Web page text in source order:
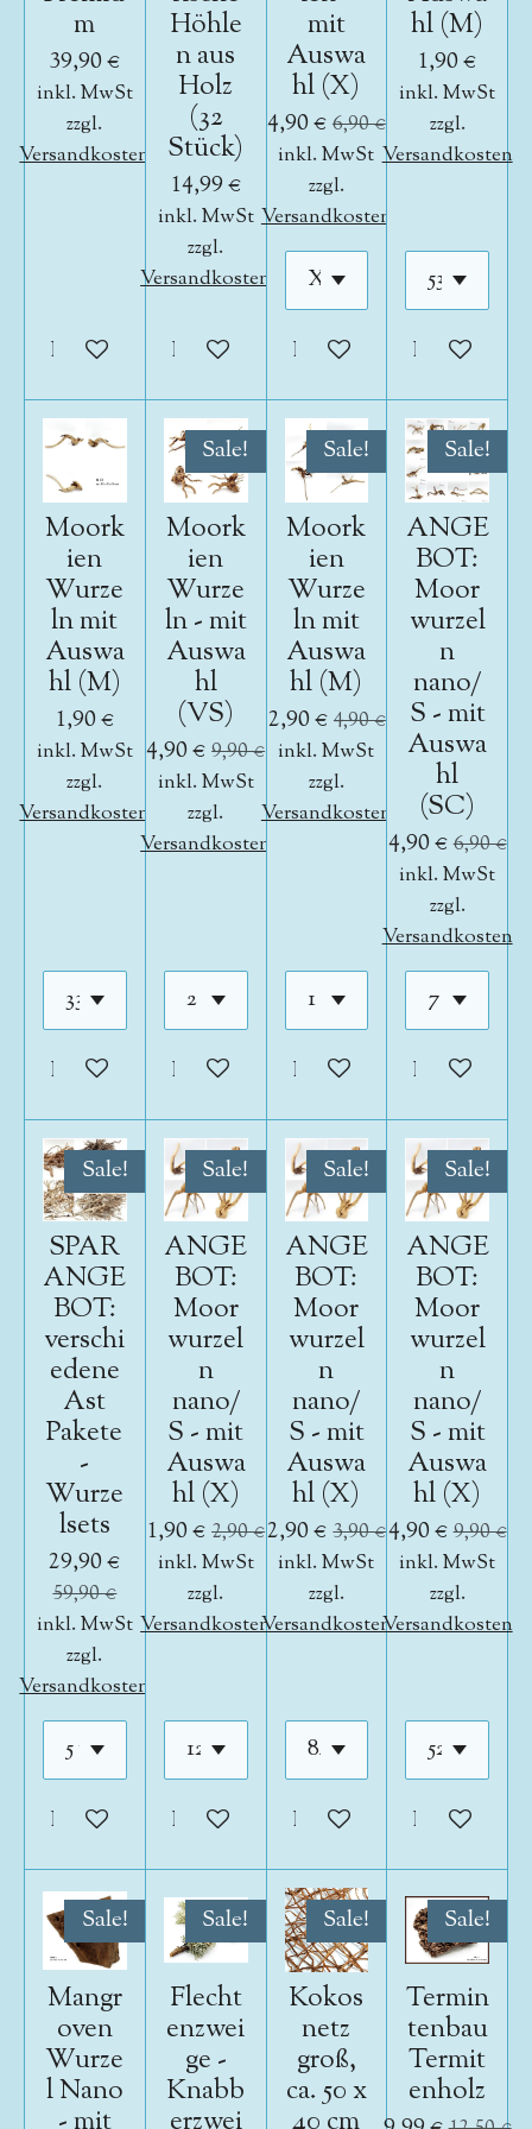
m
39,90 €
inkl. MwSt
zzgl.
Versandkosten
In den Warenkorb
Höhle
n aus
Holz
(32
Stück)
14,99 €
inkl. MwSt
zzgl.
Versandkosten
In den Warenkorb
mit
Auswa
hl (X)
4,90 € 6,90 €
inkl. MwSt
zzgl.
Versandkosten
In den Warenkorb
hl (M)
1,90 €
inkl. MwSt
zzgl.
Versandkosten
In den
Moork
ien
Wurze
ln mit
Auswa
hl (M)
1,90 €
inkl. MwSt
zzgl.
Versandkosten
In den Warenkorb
Sale!
Moork
ien
Wurze
ln - mit
Auswa
hl
(VS)
4,90 € 9,90 €
inkl. MwSt
zzgl.
Versandkosten
In den Warenkorb
Sale!
Moork
ien
Wurze
ln mit
Auswa
hl (M)
2,90 € 4,90 €
inkl. MwSt
zzgl.
Versandkosten
In den Warenkorb
Sale!
ANGE
BOT:
Moor
wurzel
n
nano/
S - mit
Auswa
hl
(SC)
4,90 €6,90 €
inkl. MwSt
zzgl.
Versandkosten
In den
Sale!
SPAR
ANGE
BOT:
verschi
edene
Ast
Pakete
-
Wurze
lsets
29,90 €
59,90 €
inkl. MwSt
zzgl.
Versandkosten
In den Warenkorb
Sale!
ANGE
BOT:
Moor
wurzel
n
nano/
S - mit
Auswa
hl (X)
1,90 € 2,90 €
inkl. MwSt
zzgl.
Versandkosten
In den Warenkorb
Sale!
ANGE
BOT:
Moor
wurzel
n
nano/
S - mit
Auswa
hl (X)
2,90 € 3,90 €
inkl. MwSt
zzgl.
Versandkosten
In den Warenkorb
Sale!
ANGE
BOT:
Moor
wurzel
n
nano/
S - mit
Auswa
hl (X)
4,90 €9,90 €
inkl. MwSt
zzgl.
Versandkosten
In den
Sale!
Mangr
oven
Wurze
l Nano
Sale!
Flecht
enzwei
ge -
Knabb
Sale!
Kokos
netz
groß,
ca. 50 x
Sale!
Termin
tenbau
Termit
enholz